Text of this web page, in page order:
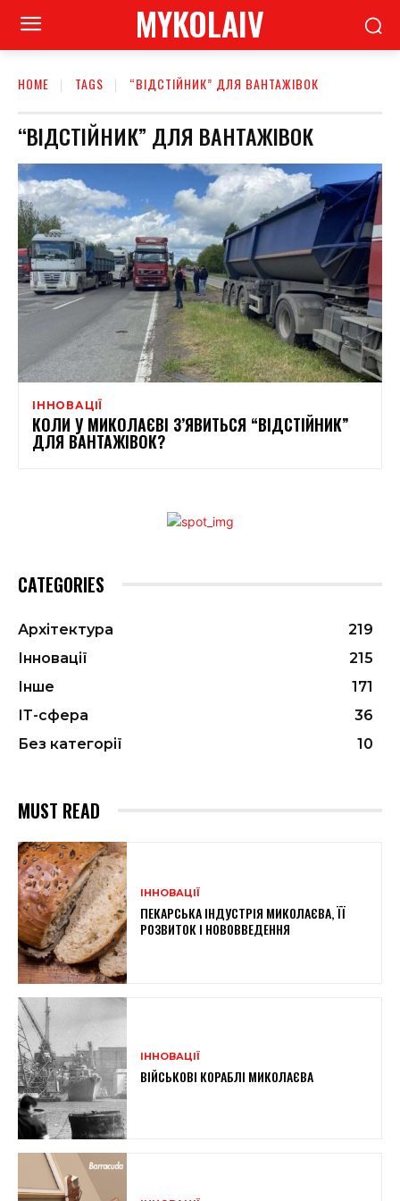
MYKOLAIV
HOME TAGS “ВІДСТІЙНИК” ДЛЯ ВАНТАЖІВОК
“ВІДСТІЙНИК” ДЛЯ ВАНТАЖІВОК
ІННОВАЦІЇ
КОЛИ У МИКОЛАЄВІ З’ЯВИТЬСЯ “ВІДСТІЙНИК”
ДЛЯ ВАНТАЖІВОК?
CATEGORIES
Архітектура
219
Інновації
215
Інше
171
ІТ-сфера
36
Без категорії
10
MUST READ
ІННОВАЦІЇ
ПЕКАРСЬКА ІНДУСТРІЯ МИКОЛАЄВА, ЇЇ
РОЗВИТОК І НОВОВВЕДЕННЯ
ІННОВАЦІЇ
ВІЙСЬКОВІ КОРАБЛІ МИКОЛАЄВА